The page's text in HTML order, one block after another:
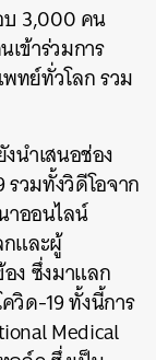
3,000คน
ข้าร่วมการ
ทย์ทั่วโลกรวม
นำเสนอช่อง
รวมทั้งวิดีโอจาก
าออนไลน์
และผู้
งซึ่งมาแลก
วิด-19ทั้งนี้การ
Medical